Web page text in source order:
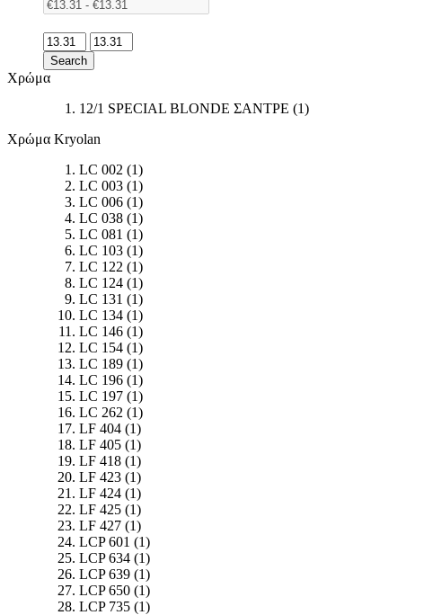
Search
Χρώμα
12/1 SPECIAL BLONDE ΣΑΝΤΡΕ (1)
Χρώμα Kryolan
LC 002 (1)
LC 003 (1)
LC 006 (1)
LC 038 (1)
LC 081 (1)
LC 103 (1)
LC 122 (1)
LC 124 (1)
LC 131 (1)
LC 134 (1)
LC 146 (1)
LC 154 (1)
LC 189 (1)
LC 196 (1)
LC 197 (1)
LC 262 (1)
LF 404 (1)
LF 405 (1)
LF 418 (1)
LF 423 (1)
LF 424 (1)
LF 425 (1)
LF 427 (1)
LCP 601 (1)
LCP 634 (1)
LCP 639 (1)
LCP 650 (1)
LCP 735 (1)